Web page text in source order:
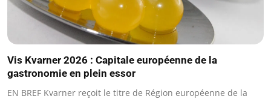
Vis Kvarner 2026 : Capitale européenne de la
gastronomie en plein essor
EN BREF Kvarner reçoit le titre de Région européenne de la